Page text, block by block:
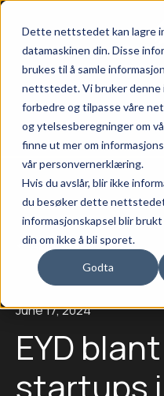
Dette nettstedet kan lagre
datamaskinen din. Disse
brukes til å samle
nettstedet. Vi bruker denne
forbedre og tilpasse våre
og ytelsesberegninger om
finne ut mer om
vår personvernerklæring.
Hvis du avslår, blir ikke
du besøker dette
informasjonskapsel blir
din om ikke å bli sporet.
Godta
All posts
June 17, 2024
EYD
startups